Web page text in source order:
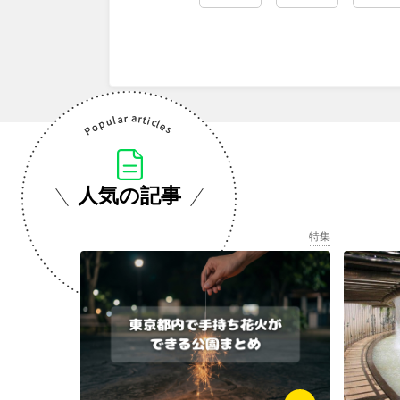
人気の記事
特集